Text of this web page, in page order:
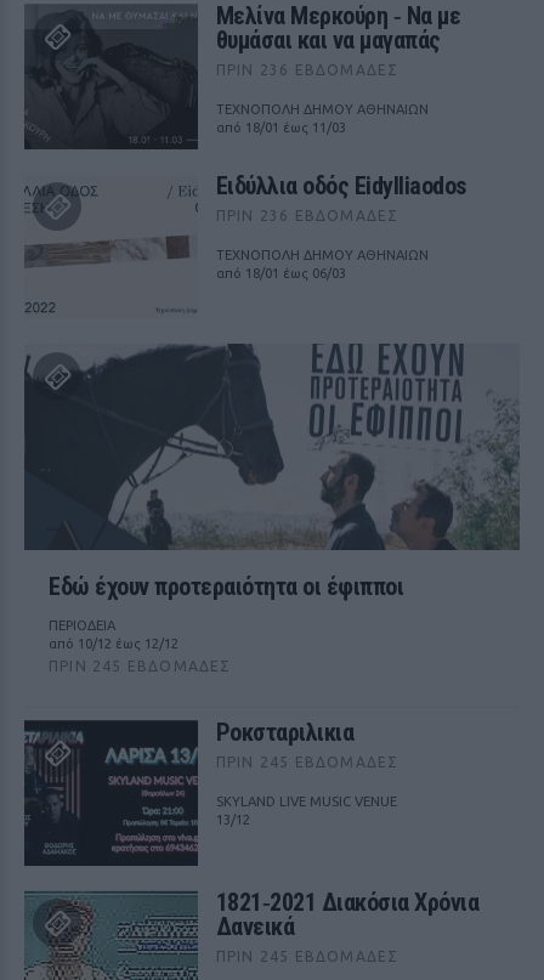
Μελίνα Μερκούρη ‑ Να με
θυμάσαι και να μαγαπάς
ΠΡΙΝ 236 ΕΒΔΟΜΆΔΕΣ
ΤΕΧΝΟΠΟΛΗ ΔΗΜΟΥ ΑΘΗΝΑΙΩΝ
από 18/01 έως 11/03
Ειδύλλια οδός Eidylliaodos
ΠΡΙΝ 236 ΕΒΔΟΜΆΔΕΣ
ΤΕΧΝΟΠΟΛΗ ΔΗΜΟΥ ΑΘΗΝΑΙΩΝ
από 18/01 έως 06/03
Εδώ έχουν προτεραιότητα οι έφιπποι
ΠΕΡΙΟΔΕΙΑ
από 10/12 έως 12/12
ΠΡΙΝ 245 ΕΒΔΟΜΆΔΕΣ
Ροκσταριλικια
ΠΡΙΝ 245 ΕΒΔΟΜΆΔΕΣ
SKYLAND LIVE MUSIC VENUE
13/12
1821‑2021 Διακόσια Χρόνια
Δανεικά
ΠΡΙΝ 245 ΕΒΔΟΜΆΔΕΣ